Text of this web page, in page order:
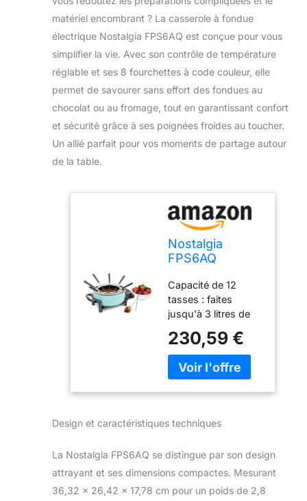
matériel encombrant ? La casserole à fondue
électrique Nostalgia FPS6AQ est conçue pour vous
simplifier la vie. Avec son contrôle de température
réglable et ses 8 fourchettes à code couleur, elle
permet de savourer sans effort des fondues au
chocolat ou au fromage, tout en garantissant confort
et sécurité grâce à ses poignées froides au toucher.
Un allié parfait pour vos moments de partage autour
de la table.
Nostalgia
FPS6AQ
fondue
électrique de 6
tasses avec
contrôle de
température
réglable, 8
fourchettes à
code couleur,
froides au
toucher, parfait
chocolat, le
fromage, le
Capacité de 12
tasses : faites
jusqu'à 3 litres de
préférée pour les
anniversaires, les
fêtes de piscine ou
votre famille
rendez chaque
réunion spéciale !
Trempez des fruits,
230,59 €
Design et caractéristiques techniques
La Nostalgia FPS6AQ se distingue par son design
attrayant et ses dimensions compactes. Mesurant
36,32 x 26,42 x 17,78 cm pour un poids de 2,8